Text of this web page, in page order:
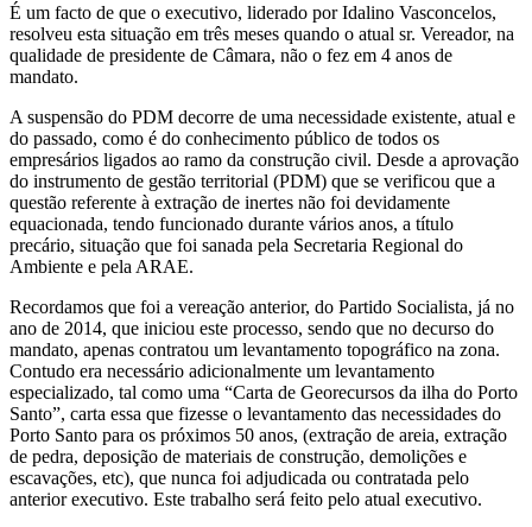
É um facto de que o executivo, liderado por Idalino Vasconcelos,
resolveu esta situação em três meses quando o atual sr. Vereador, na
qualidade de presidente de Câmara, não o fez em 4 anos de
mandato.
A suspensão do PDM decorre de uma necessidade existente, atual e
do passado, como é do conhecimento público de todos os
empresários ligados ao ramo da construção civil. Desde a aprovação
do instrumento de gestão territorial (PDM) que se verificou que a
questão referente à extração de inertes não foi devidamente
equacionada, tendo funcionado durante vários anos, a título
precário, situação que foi sanada pela Secretaria Regional do
Ambiente e pela ARAE.
Recordamos que foi a vereação anterior, do Partido Socialista, já no
ano de 2014, que iniciou este processo, sendo que no decurso do
mandato, apenas contratou um levantamento topográfico na zona.
Contudo era necessário adicionalmente um levantamento
especializado, tal como uma “Carta de Georecursos da ilha do Porto
Santo”, carta essa que fizesse o levantamento das necessidades do
Porto Santo para os próximos 50 anos, (extração de areia, extração
de pedra, deposição de materiais de construção, demolições e
escavações, etc), que nunca foi adjudicada ou contratada pelo
anterior executivo. Este trabalho será feito pelo atual executivo.